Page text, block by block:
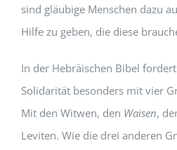
sind gläubige Menschen dazu
Hilfe zu geben, die diese
In der Hebräischen Bibel
Solidarität besonders mit vier
Mit den Witwen, den Waisen,
Leviten. Wie die drei anderen